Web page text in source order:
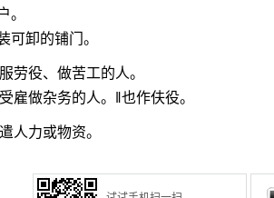
。
可卸的铺门。
劳役、做苦工的人。
雇做杂务的人。‖也作伕役。
人力或物资。